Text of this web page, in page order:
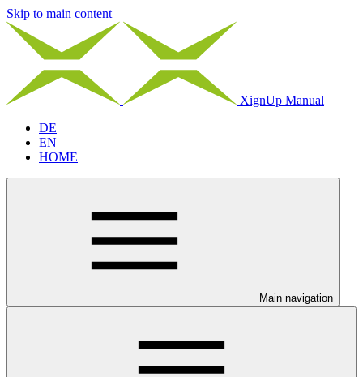
Skip to main content
XignUp Manual
DE
EN
HOME
Main navigation